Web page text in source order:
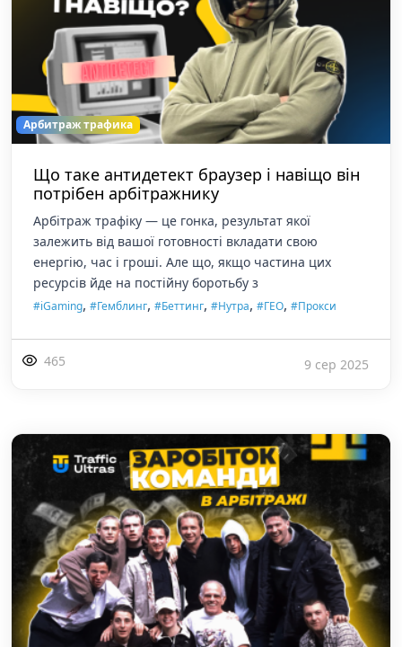
Арбитраж трафика
Що таке антидетект браузер і навіщо він
потрібен арбітражнику
Арбітраж трафіку — це гонка, результат якої
залежить від вашої готовності вкладати свою
енергію, час і гроші. Але що, якщо частина цих
ресурсів йде на постійну боротьбу з
#iGaming, #Гемблинг, #Беттинг, #Нутра, #ГЕО, #Прокси
465 9 сер 2025